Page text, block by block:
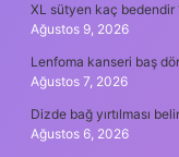
XL sütyen kaç bedendir
Ağustos 9, 2026
Lenfoma kanseri baş
Ağustos 7, 2026
Dizde bağ yırtılması
Ağustos 6, 2026